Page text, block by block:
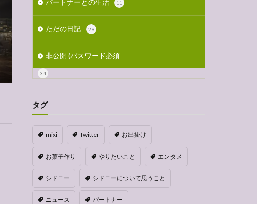
11
ただの日記 29
非公開 (パスワード必須
34
タグ
mixi Twitter お出掛け
お菓子作り やりたいこと エンタメ
シドニー シドニーについて思うこと
ニュース パートナー